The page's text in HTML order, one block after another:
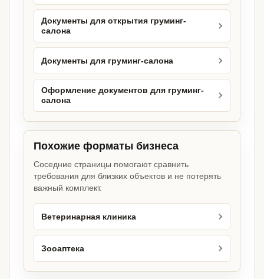
Документы для открытия груминг-
салона
Документы для груминг-салона
Оформление документов для груминг-
салона
Похожие форматы бизнеса
Соседние страницы помогают сравнить
требования для близких объектов и не потерять
важный комплект.
Ветеринарная клиника
Зооаптека